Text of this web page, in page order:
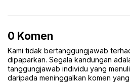
0 Komen
Kami tidak bertanggungjawab
dipaparkan. Segala kandungan
tanggungjawab individu yang
daripada meninggalkan komen